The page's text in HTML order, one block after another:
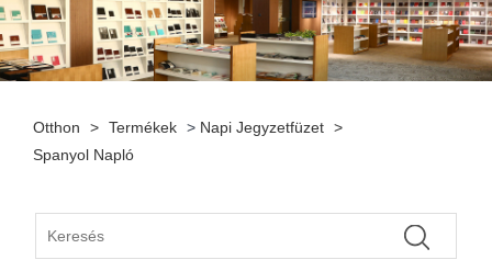
Otthon > Termékek > Napi Jegyzetfüzet >
Spanyol Napló